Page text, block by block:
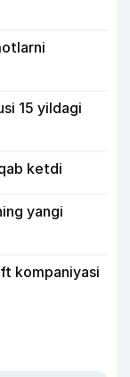
15 yildagi
ketdi
yangi
kompaniyasi